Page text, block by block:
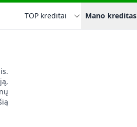
TOP kreditai Mano kreditas